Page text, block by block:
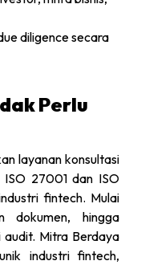
diligence secara
Perlu
layanan konsultasi
ISO 27001 dan ISO
fintech. Mulai
dokumen, hingga
audit. Mitra Berdaya
industri fintech,